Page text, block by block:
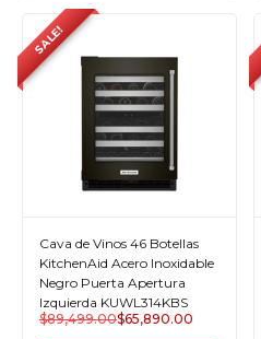
SALE!
Cava de Vinos 46 Botellas
KitchenAid Acero Inoxidable
Negro Puerta Apertura
Izquierda KUWL314KBS
$89,499.00$65,890.00